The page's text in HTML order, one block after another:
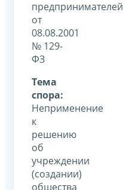
от
08.08.2001
№ 129-
ФЗ
Тема
спора:
Неприменение
к
решению
об
учреждении
(создании)
общества